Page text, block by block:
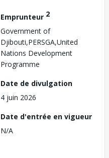
Emprunteur 2
Government of
Djibouti,PERSGA,United
Nations Development
Programme
Date de divulgation
4 juin 2026
Date d'entrée en vigueur
N/A